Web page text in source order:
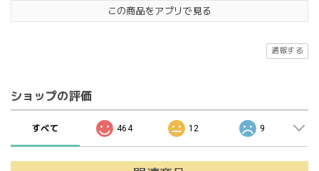
この商品をアプリで見る
通報する
ショップの評価
すべて 464 12 9